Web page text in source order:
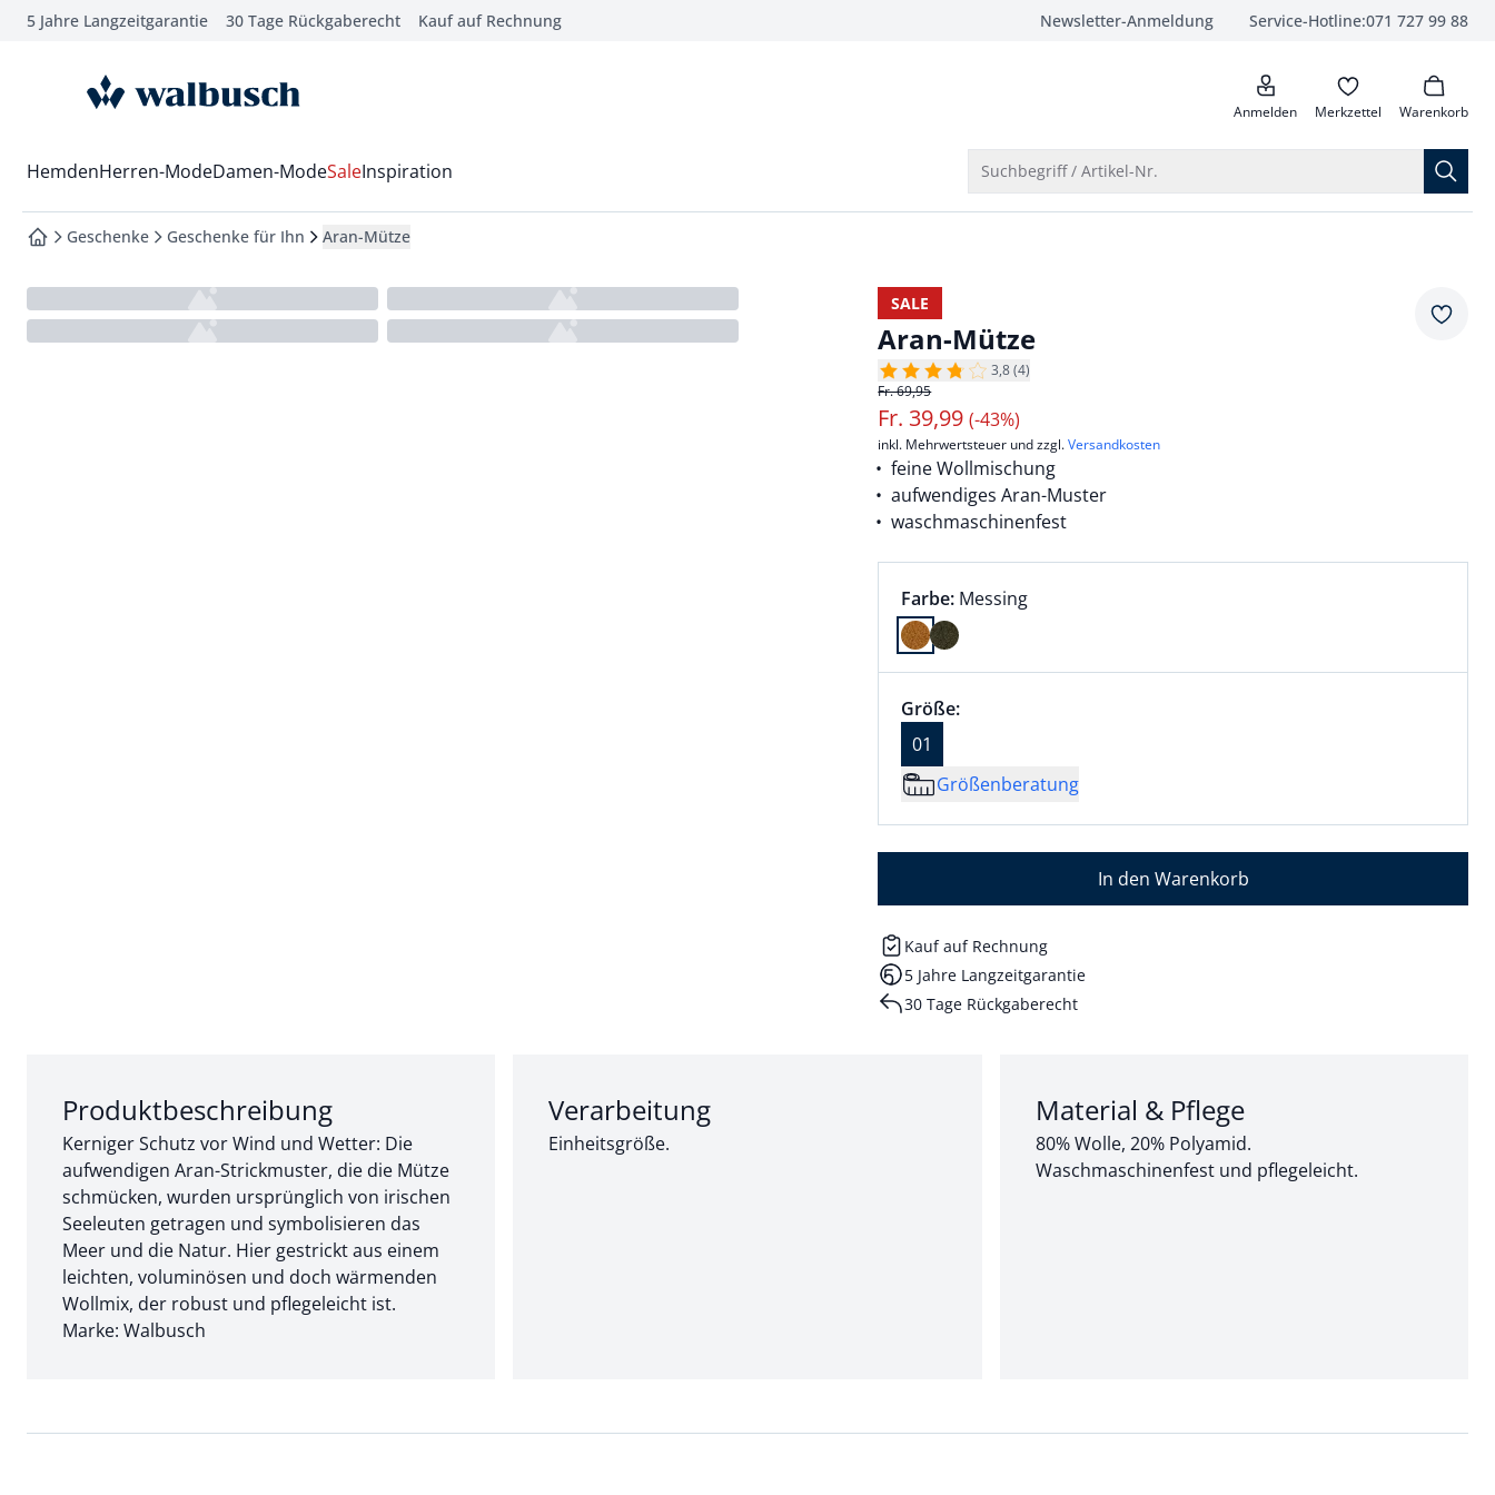
springen
springen
springen
5 Jahre Langzeitgarantie 30 Tage Rückgaberecht Kauf auf Rechnung Newsletter-Anmeldung Service-Hotline:071 727 99 88
anrufen
zur Startseite Anmelden Merkzettel Warenkorb
Wechsel in das Menü mit Pfeil-Runter Taste
HemdenHerren-ModeDamen-ModeSaleInspiration Suchbegriff / Artikel-Nr.
zur Startseite
Geschenke Geschenke für Ihn Aran-Mütze
SALE
Aran-Mütze
3,8 (4)
Fr. 69,95
Fr. 39,99(-43%)
inkl. Mehrwertsteuer und zzgl.Versandkosten
feine Wollmischung
aufwendiges Aran-Muster
waschmaschinenfest
Farbauswahl:
Farbe: aktuell ausgewählt:
Messing
Farbe Messing ausgewählt
Größenauswahl:
Größe:
Größe 01 ausgewählt
01
Größenberatung
In den Warenkorb
Kauf auf Rechnung
5 Jahre Langzeitgarantie
30 Tage Rückgaberecht
Abschnitt 1 von 3:
Produktbeschreibung
Kerniger Schutz vor Wind und Wetter: Die
aufwendigen Aran-Strickmuster, die die Mütze
schmücken, wurden ursprünglich von irischen
Seeleuten getragen und symbolisieren das
Meer und die Natur. Hier gestrickt aus einem
leichten, voluminösen und doch wärmenden
Wollmix, der robust und pflegeleicht ist.
Marke: Walbusch
Abschnitt 2 von 3:
Verarbeitung
Einheitsgröße.
Abschnitt 3 von 3:
Material & Pflege
80% Wolle, 20% Polyamid.
Waschmaschinenfest und pflegeleicht.